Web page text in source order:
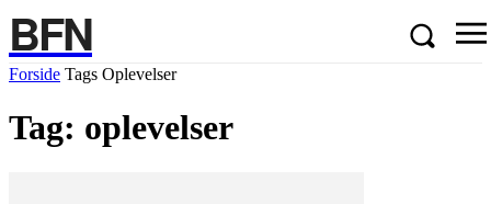
BFN
Forside Tags Oplevelser
Tag: oplevelser